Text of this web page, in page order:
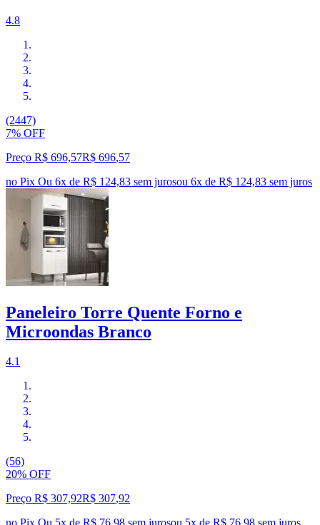
4.8
(2447)
7% OFF
Preço R$ 696,57R$ 696,57
no Pix Ou 6x de R$ 124,83 sem jurosou 6x de R$ 124,83 sem juros
Paneleiro Torre Quente Forno e
Microondas Branco
4.1
(56)
20% OFF
Preço R$ 307,92R$ 307,92